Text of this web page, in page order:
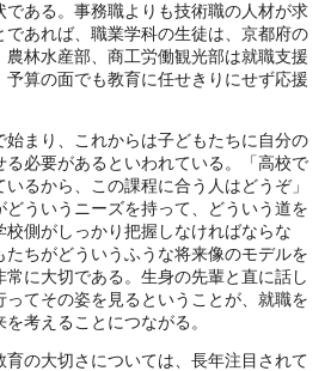
である。事務職よりも技術職の人材が求
あれば、職業学科の生徒は、京都府の
林水産部、商工労働観光部は就職支援
算の面でも教育に任せきりにせず応援
始まり、これからは子どもたちに自分の
必要があるといわれている。「高校で
るから、この課程に合う人はどうぞ」
どういうニーズを持って、どういう道を
側がしっかり把握しなければならな
たちがどういうふうな将来像のモデルを
に大切である。生身の先輩と直に話し
てその姿を見るということが、就職を
考えることにつながる。
の大切さについては、長年注目されて